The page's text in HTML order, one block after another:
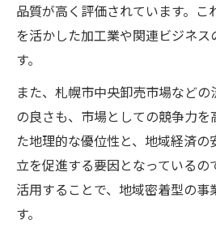
品質が高く評価されています。こ
を活かした加工業や関連ビジネス
す。
また、札幌市中央卸売市場など
の良さも、市場としての競争力を
た地理的な優位性と、地域経済
立を促進する要因となっているの
活用することで、地域密着型の事
す。